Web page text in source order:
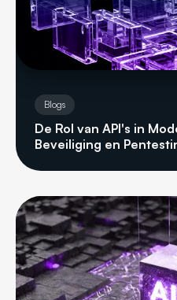
Blogs
De Rol van API's in
Beveiliging en